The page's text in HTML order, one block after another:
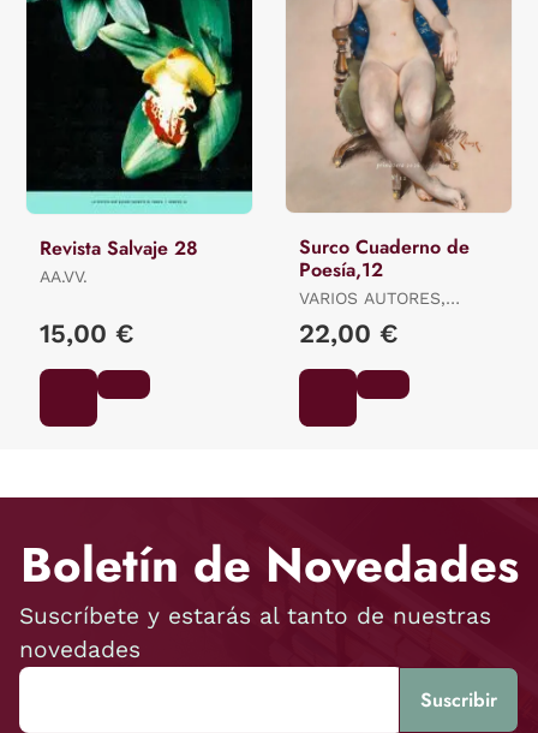
Revista Salvaje 28
AA.VV.
15,00 €
Surco Cuaderno de
Poesía,12
VARIOS AUTORES,
22,00 €
Boletín de Novedades
Suscríbete y estarás al tanto de nuestras
novedades